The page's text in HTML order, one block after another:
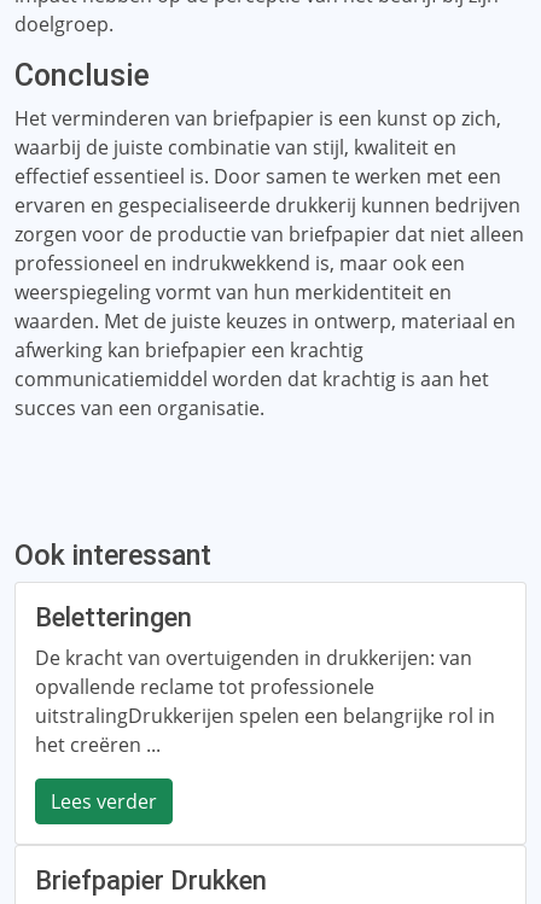
doelgroep.
Conclusie
Het verminderen van briefpapier is een kunst op zich,
waarbij de juiste combinatie van stijl, kwaliteit en
effectief essentieel is. Door samen te werken met een
ervaren en gespecialiseerde drukkerij kunnen bedrijven
zorgen voor de productie van briefpapier dat niet alleen
professioneel en indrukwekkend is, maar ook een
weerspiegeling vormt van hun merkidentiteit en
waarden. Met de juiste keuzes in ontwerp, materiaal en
afwerking kan briefpapier een krachtig
communicatiemiddel worden dat krachtig is aan het
succes van een organisatie.
Ook interessant
Beletteringen
De kracht van overtuigenden in drukkerijen: van
opvallende reclame tot professionele
uitstralingDrukkerijen spelen een belangrijke rol in
het creëren ...
Lees verder
Briefpapier Drukken